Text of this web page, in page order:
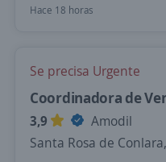
Hace 18 horas
Se precisa Urgente
Coordinadora de
3,9
Amodil
Santa Rosa de